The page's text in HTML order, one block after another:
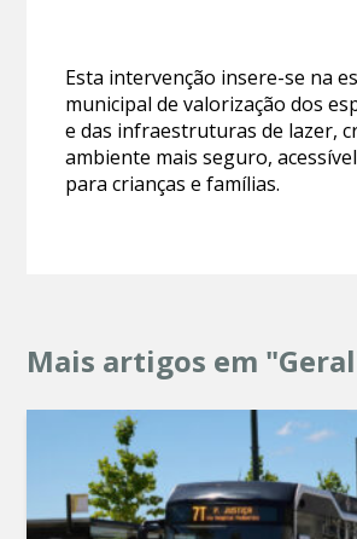
Esta intervenção insere-se na
municipal de valorização dos
e das infraestruturas de lazer,
ambiente mais seguro,
para crianças e famílias.
Mais artigos em